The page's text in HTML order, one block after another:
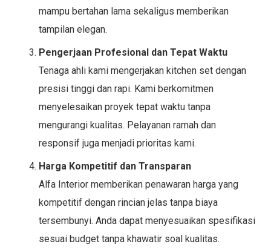
mampu bertahan lama sekaligus memberikan
tampilan elegan.
Pengerjaan Profesional dan Tepat Waktu
Tenaga ahli kami mengerjakan kitchen set dengan
presisi tinggi dan rapi. Kami berkomitmen
menyelesaikan proyek tepat waktu tanpa
mengurangi kualitas. Pelayanan ramah dan
responsif juga menjadi prioritas kami.
Harga Kompetitif dan Transparan
Alfa Interior memberikan penawaran harga yang
kompetitif dengan rincian jelas tanpa biaya
tersembunyi. Anda dapat menyesuaikan spesifikasi
sesuai budget tanpa khawatir soal kualitas.